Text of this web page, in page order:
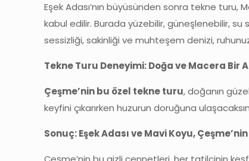
Eşek Adası’nın büyüsünden sonra tekne turu,
kabul edilir. Burada yüzebilir, güneşlenebilir, su
sessizliği, sakinliği ve muhteşem denizi,
Tekne Turu Deneyimi: Doğa ve Macera Bir
Çeşme’nin bu özel tekne turu, doğanın
keyfini çıkarırken huzurun doruğuna
Sonuç: Eşek Adası ve Mavi Koyu,